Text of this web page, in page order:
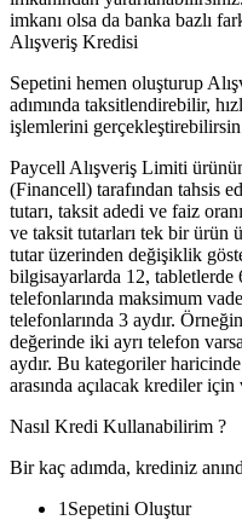
imkanı olsa da banka bazlı
Alışveriş Kredisi
Sepetini hemen oluşturup
adımında taksitlendirebilir,
işlemlerini
Paycell Alışveriş Limiti
(Financell) tarafından tahsis
tutarı, taksit adedi ve faiz
ve taksit tutarları tek bir ürün
tutar üzerinden değişiklik
bilgisayarlarda 12, tabletlerde
telefonlarında maksimum
telefonlarında 3 aydır.
değerinde iki ayrı telefon
aydır. Bu kategoriler
arasında açılacak krediler için
Nasıl Kredi Kullanabilirim ?
Bir kaç adımda, krediniz
1 Sepetini Oluştur